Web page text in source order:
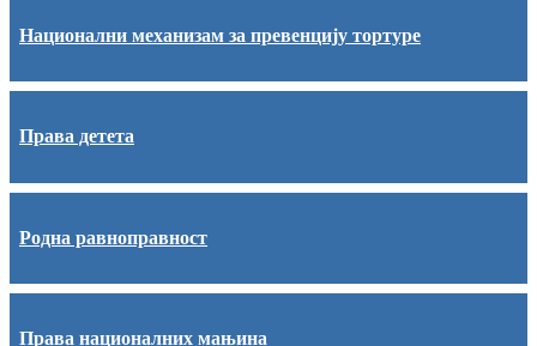
Национални механизам за превенцију тортуре
Права детета
Родна равноправност
Права националних мањина